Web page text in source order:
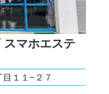
スマホエステ
１１−２７